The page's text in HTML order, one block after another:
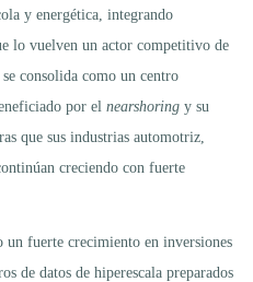
y energética, integrando
lo vuelven un actor competitivo de
consolida como un centro
por el nearshoring y su
que sus industrias automotriz,
creciendo con fuerte
un fuerte crecimiento en inversiones
de datos de hiperescala preparados